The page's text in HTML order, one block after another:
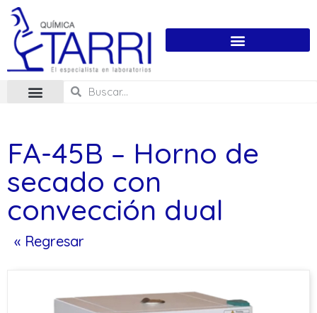
FA-45B – Horno de
secado con
convección dual
« Regresar